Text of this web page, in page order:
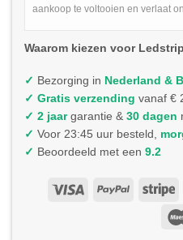
aankoop te voltooien en verlaat
Waarom kiezen voor
✓ Bezorging in Nederland &
✓ Gratis verzending vanaf €
✓ 2 jaargarantie & 30 dagen
✓ Voor 23:45 uur besteld,
✓ Beoordeeld met een 9.2